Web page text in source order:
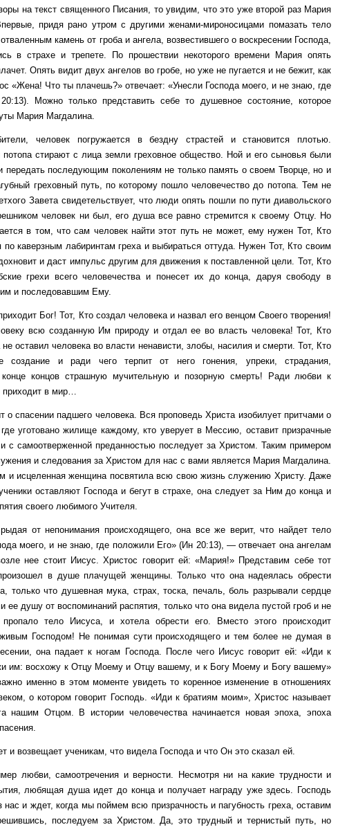
на текст священного Писания, то увидим, что это уже второй раз Мария
придя рано утром с другими женами-мироносицами помазать тело
камень от гроба и ангела, возвестившего о воскресении Господа,
в страхе и трепете. По прошествии некоторого времени Мария опять
Опять видит двух ангелов во гробе, но уже не пугается и не бежит, как
«Жена! Что ты плачешь?» отвечает: «Унесли Господа моего, и не знаю, где
Можно только представить себе то душевное состояние, которое
Мария Магдалина.
человек погружается в бездну страстей и становится плотью.
стирают с лица земли греховное общество. Ной и его сыновья были
передать последующим поколениям не только память о своем Творце, но и
греховный путь, по которому пошло человечество до потопа. Тем не
Завета свидетельствует, что люди опять пошли по пути диавольского
человек ни был, его душа все равно стремится к своему Отцу. Но
в том, что сам человек найти этот путь не может, ему нужен Тот, Кто
по каверзным лабиринтам греха и выбираться оттуда. Нужен Тот, Кто своим
и даст импульс другим для движения к поставленной цели. Тот, Кто
грехи всего человечества и понесет их до конца, даруя свободу в
и последовавшим Ему.
Бог! Тот, Кто создал человека и назвал его венцом Cвоего творения!
всю созданную Им природу и отдал ее во власть человека! Тот, Кто
оставил человека во власти ненависти, злобы, насилия и смерти. Тот, Кто
создание и ради чего терпит от него гонения, упреки, страдания,
конце концов страшную мучительную и позорную смерть! Ради любви к
приходит в мир…
о спасении падшего человека. Вся проповедь Христа изобилует притчами о
уготовано жилище каждому, кто уверует в Мессию, оставит призрачные
с самоотверженной преданностью последует за Христом. Таким примером
и следования за Христом для нас с вами является Мария Магдалина.
и исцеленная женщина посвятила всю свою жизнь служению Христу. Даже
оставляют Господа и бегут в страхе, она следует за Ним до конца и
своего любимого Учителя.
от непонимания происходящего, она все же верит, что найдет тело
моего, и не знаю, где положили Его» (Ин 20:13), — отвечает она ангелам
нее стоит Иисус. Христос говорит ей: «Мария!» Представим себе тот
в душе плачущей женщины. Только что она надеялась обрести
только что душевная мука, страх, тоска, печаль, боль разрывали сердце
душу от воспоминаний распятия, только что она видела пустой гроб и не
тело Иисуса, и хотела обрести его. Вместо этого происходит
Господом! Не понимая сути происходящего и тем более не думая в
она падает к ногам Господа. После чего Иисус говорит ей: «Иди к
им: восхожу к Отцу Моему и Отцу вашему, и к Богу Моему и Богу вашему»
именно в этом моменте увидеть то коренное изменение в отношениях
о котором говорит Господь. «Иди к братиям моим», Христос называет
нашим Отцом. В истории человечества начинается новая эпоха, эпоха
и возвещает ученикам, что видела Господа и что Он это сказал ей.
любви, самоотречения и верности. Несмотря ни на какие трудности и
любящая душа идет до конца и получает награду уже здесь. Господь
нас и ждет, когда мы поймем всю призрачность и пагубность греха, оставим
последуем за Христом. Да, это трудный и тернистый путь, но